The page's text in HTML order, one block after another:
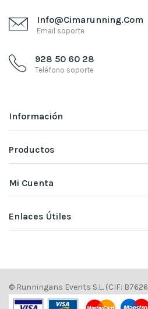
Info@cimarunning.com
Email soporte
928 50 60 28
Teléfono soporte
Información
Productos
Mi Cuenta
Enlaces Útiles
© Runningans Events S.L. (CIF: